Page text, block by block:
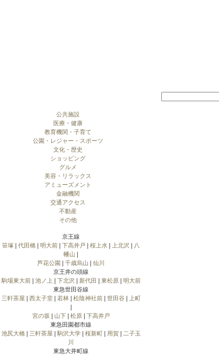
公共施設
医療・健康
教育機関・子育て
公園・レジャー・スポーツ
文化・歴史
ショッピング
グルメ
美容・リラックス
アミューズメント
金融機関
交通アクセス
不動産
その他
京王線
笹塚
代田橋 明大前 下高井戸 桜上水 上北沢
八
幡山
芦花公園
千歳烏山
仙川
京王井の頭線
駒場東大前| 池ノ上 下北沢 新代田 東松原| 明大前
東急世田谷線
三軒茶屋
西太子堂| 若林| 松陰神社前| 世田谷
上町
宮の坂
山下| 松原| 下高井戸
東急田園都市線
池尻大橋| 三軒茶屋 駒沢大学| 桜新町| 用賀| 二子玉
川
東急大井町線